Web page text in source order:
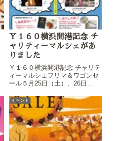
Ｙ１６０横浜開港記念 チ
ャリティーマルシェがあ
りました
Ｙ１６０横浜開港記念 チャリテ
ィーマルシェフリマ＆ワゴンセ
ール５月25日（土）、26日
イベント